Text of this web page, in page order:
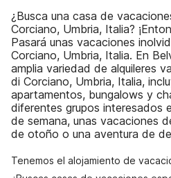
¿Busca una casa de
Corciano, Umbria, Italia?
Pasará unas vacaciones
Corciano, Umbria, Italia. En
amplia variedad de alquileres
di Corciano, Umbria, Italia,
apartamentos, bungalows y
diferentes grupos interesados
de semana, unas vacaciones
de otoño o una aventura de
Tenemos el alojamiento de